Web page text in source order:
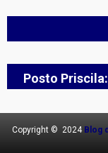
Posto
Copyright © 2024 Blog